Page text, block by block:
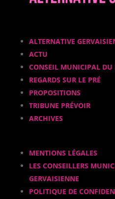
ALTERNATIVE
ACTU
CONSEIL MUNICIPAL DU
REGARDS SUR LE PRÉ
PROPOSITIONS
TRIBUNE PRÉVOIR
ARCHIVES
MENTIONS LÉGALES
LES CONSEILLERS
GERVAISIENNE
POLITIQUE DE